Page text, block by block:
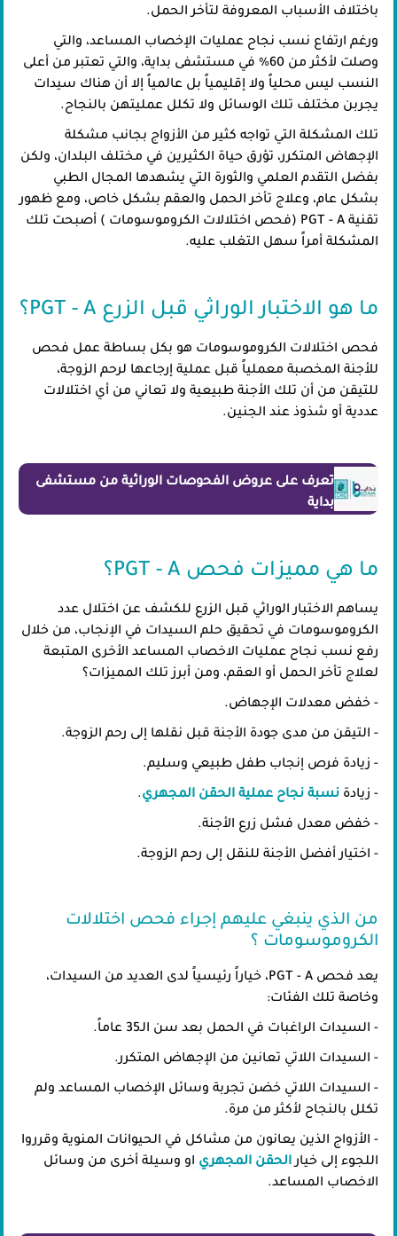
باختلاف الأسباب المعروفة لتأخر الحمل.
ورغم ارتفاع نسب نجاح عمليات الإخصاب المساعد، والتي
وصلت لأكثر من 60% في مستشفى بداية، والتي تعتبر من أعلى
النسب ليس محلياً ولا إقليمياً بل عالمياً إلا أن هناك سيدات
يجربن مختلف تلك الوسائل ولا تكلل عمليتهن بالنجاح.
تلك المشكلة التي تواجه كثير من الأزواج بجانب مشكلة
الإجهاض المتكرر، تؤرق حياة الكثيرين في مختلف البلدان، ولكن
بفضل التقدم العلمي والثورة التي يشهدها المجال الطبي
بشكل عام، وعلاج تأخر الحمل والعقم بشكل خاص، ومع ظهور
تقنية PGT - A (فحص اختلالات الكروموسومات ​) أصبحت تلك
المشكلة أمراً سهل التغلب عليه.
ما هو الاختبار الوراثي قبل الزرع PGT - A؟
فحص اختلالات الكروموسومات هو بكل بساطة عمل فحص
للأجنة المخصبة معملياً قبل عملية إرجاعها لرحم الزوجة،
للتيقن من أن تلك الأجنة طبيعية ولا تعاني من أي اختلالات
عددية أو شذوذ عند الجنين.
تعرف على عروض الفحوصات الوراثية من مستشفى
بداية
ما هي مميزات فحص PGT - A؟
يساهم الاختبار الوراثي قبل الزرع للكشف عن اختلال عدد
الكروموسومات في تحقيق حلم السيدات في الإنجاب، من خلال
رفع نسب نجاح عمليات الاخصاب المساعد الأخرى المتبعة
لعلاج تأخر الحمل أو العقم، ومن أبرز تلك المميزات؟
- خفض معدلات الإجهاض.
- التيقن من مدى جودة الأجنة قبل نقلها إلى رحم الزوجة.
- زيادة فرص إنجاب طفل طبيعي وسليم.
- زيادة نسبة نجاح عملية الحقن المجهري.
- خفض معدل فشل زرع الأجنة.
- اختيار أفضل الأجنة للنقل إلى رحم الزوجة.
من الذي ينبغي عليهم إجراء فحص اختلالات
الكروموسومات ؟
يعد فحص PGT - A، خياراً رئيسياً لدى العديد من السيدات،
وخاصة تلك الفئات:
- السيدات الراغبات في الحمل بعد سن الـ35 عاماً.
- السيدات اللاتي تعانين من الإجهاض المتكرر.
- السيدات اللاتي خضن تجربة وسائل الإخصاب المساعد ولم
تكلل بالنجاح لأكثر من مرة.
- الأزواج الذين يعانون من مشاكل في الحيوانات المنوية وقرروا
اللجوء إلى خيارالحقن المجهري او وسيلة أخرى من وسائل
الاخصاب المساعد.